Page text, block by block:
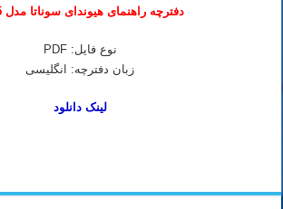
دفترچه راهنمای هیوندای سوناتا مدل 2015
نوع فایل: PDF
زبان دفترچه: انگلیسی
لینک دانلود